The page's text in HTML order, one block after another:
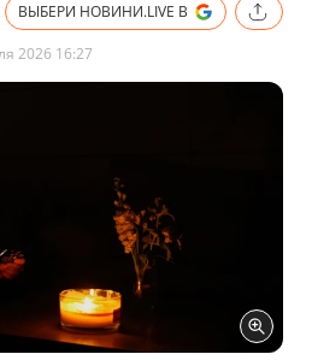
ВЫБЕРИ НОВИНИ.LIVE В
2026 16:27